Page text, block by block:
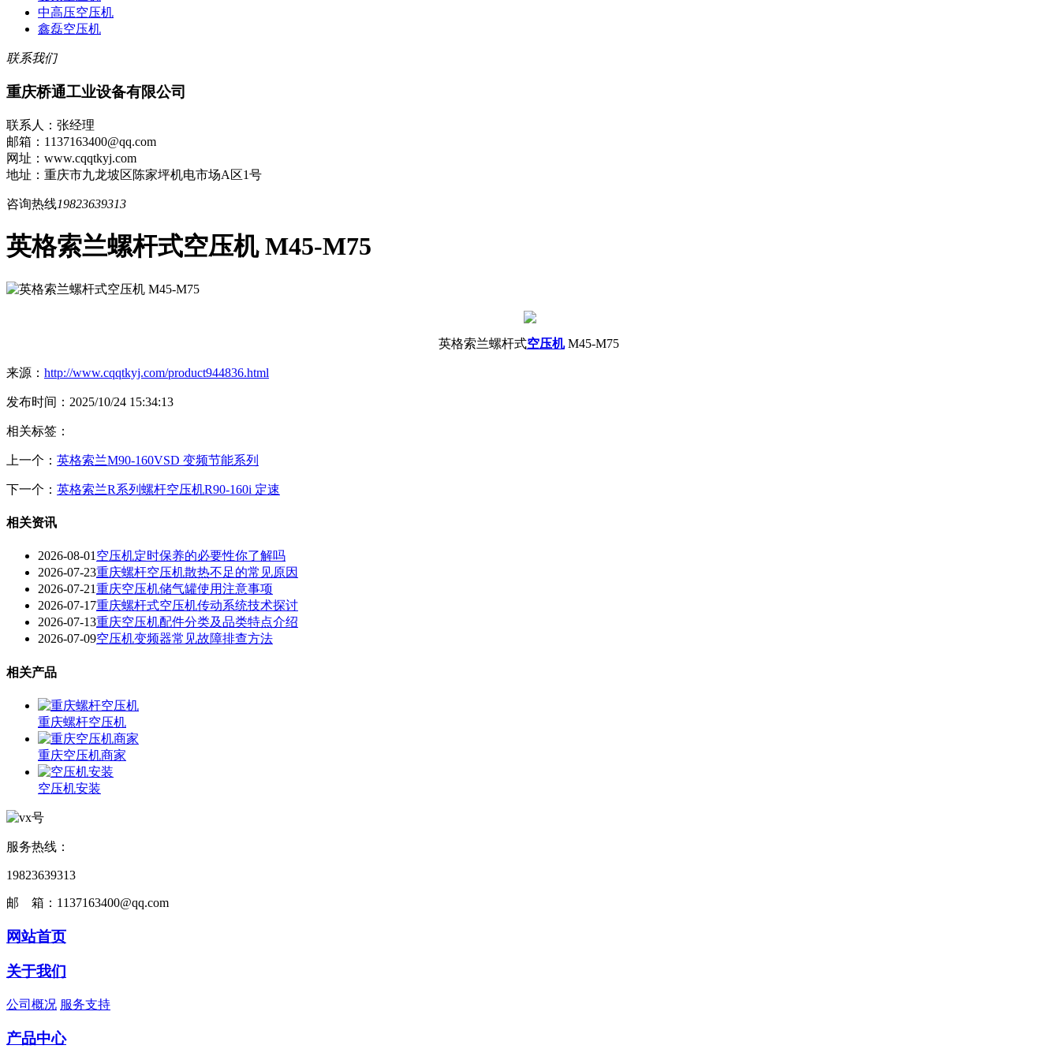
中高压空压机
鑫磊空压机
联系我们
重庆桥通工业设备有限公司
联系人：张经理
邮箱：1137163400@qq.com
网址：www.cqqtkyj.com
地址：重庆市九龙坡区陈家坪机电市场A区1号
咨询热线19823639313
英格索兰螺杆式空压机 M45-M75
英格索兰螺杆式空压机M45-M75
来源： http://www.cqqtkyj.com/product944836.html
发布时间：2025/10/24 15:34:13
相关标签：
上一个： 英格索兰M90-160VSD 变频节能系列
下一个： 英格索兰R系列螺杆空压机R90-160i 定速
相关资讯
2026-08-01 空压机定时保养的必要性你了解吗
2026-07-23重庆螺杆空压机散热不足的常见原因
2026-07-21重庆空压机储气罐使用注意事项
2026-07-17重庆螺杆式空压机传动系统技术探讨
2026-07-13重庆空压机配件分类及品类特点介绍
2026-07-09空压机变频器常见故障排查方法
相关产品
重庆螺杆空压机
重庆空压机商家
空压机安装
服务热线：
19823639313
邮 箱：1137163400@qq.com
网站首页
关于我们
公司概况 服务支持
产品中心